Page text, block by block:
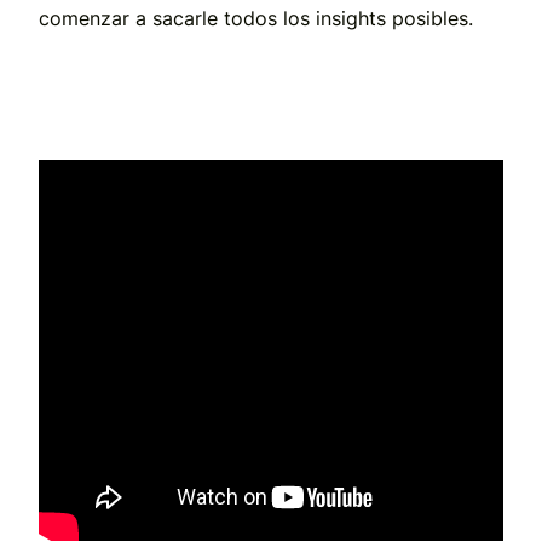
comenzar a sacarle todos los insights posibles.